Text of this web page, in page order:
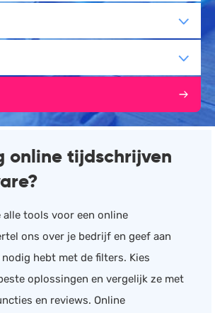
online tijdschrijven
alle tools voor een online
ons over je bedrijf en geef aan
hebt met de filters. Kies
oplossingen en vergelijk ze met
en reviews. Online